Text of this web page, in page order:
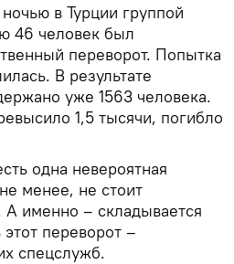
в Турции группой
46 человек был
переворот. Попытка
В результате
уже 1563 человека.
1,5 тысячи, погибло
одна невероятная
менее, не стоит
А именно – складывается
переворот –
спецслужб.